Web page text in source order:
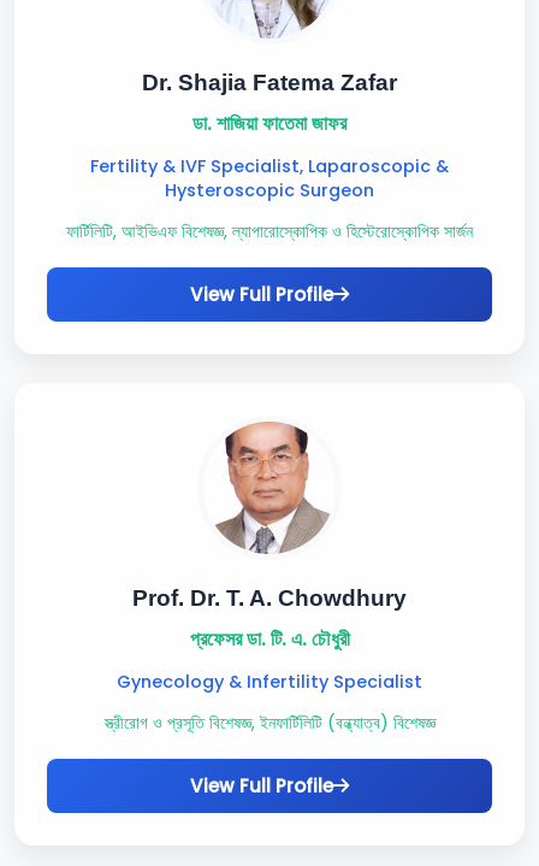
Dr. Shajia Fatema Zafar
ডা. শাজিয়া ফাতেমা জাফর
Fertility & IVF Specialist, Laparoscopic &
Hysteroscopic Surgeon
ফার্টিলিটি, আইভিএফ বিশেষজ্ঞ, ল্যাপারোস্কোপিক ও হিস্টেরোস্কোপিক সার্জন
View Full Profile
Prof. Dr. T. A. Chowdhury
প্রফেসর ডা. টি. এ. চৌধুরী
Gynecology & Infertility Specialist
স্ত্রীরোগ ও প্রসূতি বিশেষজ্ঞ, ইনফার্টিলিটি (বন্ধ্যাত্ব) বিশেষজ্ঞ
View Full Profile